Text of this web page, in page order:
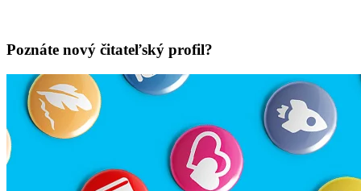
Poznáte nový čitateľský profil?